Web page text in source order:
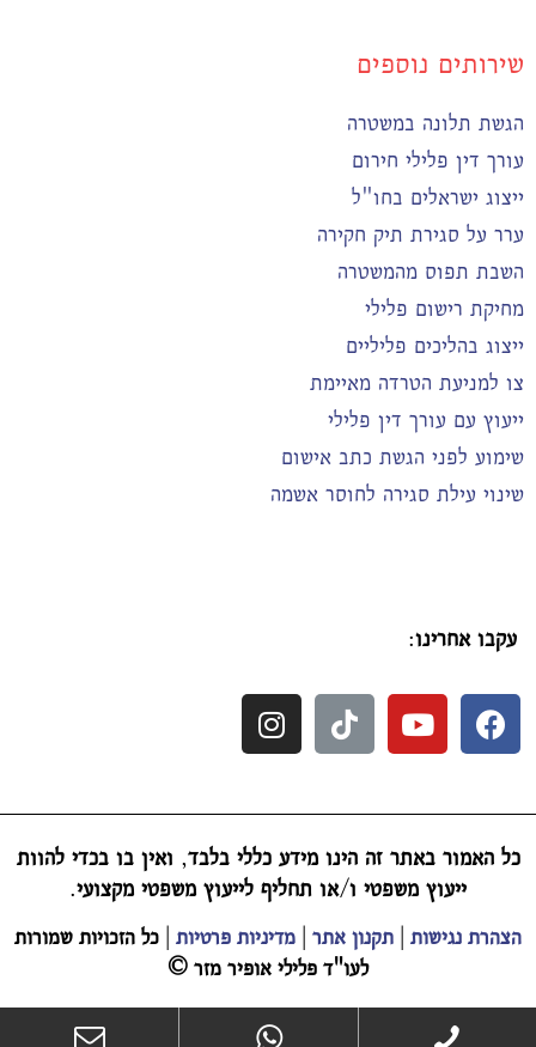
שירותים נוספים
הגשת תלונה במשטרה
עורך דין פלילי חירום
ייצוג ישראלים בחו"ל
ערר על סגירת תיק חקירה
השבת תפוס מהמשטרה
מחיקת רישום פלילי
ייצוג בהליכים פליליים
צו למניעת הטרדה מאיימת
ייעוץ עם עורך דין פלילי
שימוע לפני הגשת כתב אישום
שינוי עילת סגירה לחוסר אשמה
עקבו אחרינו:
כל האמור באתר זה הינו מידע כללי בלבד, ואין בו בכדי להוות
ייעוץ משפטי ו/או תחליף לייעוץ משפטי מקצועי.
הצהרת נגישות תקנון אתר מדיניות פרטיות כל הזכויות שמורות
לעו"ד פלילי אופיר מזר ©